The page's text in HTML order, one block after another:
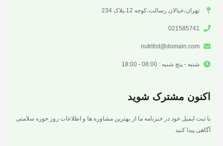
تهران،خیالان رسالت،کوجه 12،پلاک 234
021585741
nutritist@domain.com
شنبه - پنج شنبه : 08:00 - 18:00
اکنون مشترک شوید
با ثبت ایمیل خود در خبرنامه ما از بهترین مشاوره ها و اطلاعات روز حوزه سلامتی
آگاهی پیدا کنید